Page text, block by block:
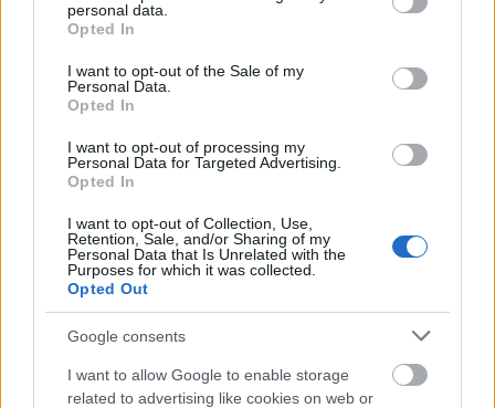
grant or deny consent to Google and its third-party tags to
use your data for below specified purposes in below Google
consent section.
personal data.
Opted In
I want to opt-out of the Sale of my
Personal Data.
Opted In
I want to opt-out of processing my
Personal Data for Targeted Advertising.
Opted In
I want to opt-out of Collection, Use,
Retention, Sale, and/or Sharing of my
Personal Data that Is Unrelated with the
Purposes for which it was collected.
Opted Out
Google consents
I want to allow Google to enable storage
related to advertising like cookies on web or
műemlékfelújítás műemlék restaurálás
megújul a tatai Angolkert
A projekt részeként megújulnak a területen található
műemlékek, köztük a különleges Műromok, valamint a közeli
Várkanyarban álló Nepomuki Szent János híd és szobor is.
M1 bővítés: már zajlik a teljesen új
Bicske Kelet csomópont építése